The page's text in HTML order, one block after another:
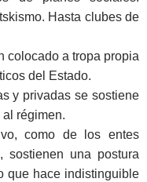
Hasta clubes de
colocado a tropa propia
del Estado.
y privadas se sostiene
régimen.
como de los entes
sostienen una postura
que hace indistinguible